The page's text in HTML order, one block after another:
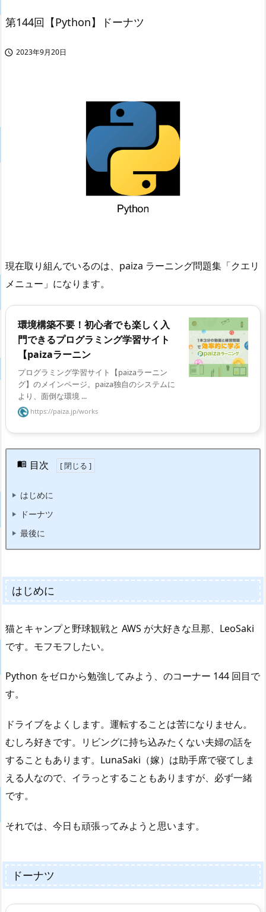
第144回【Python】ドーナツ
 2023年9月20日
現在取り組んでいるのは、paiza ラーニング問題集「クエリ
メニュー」になります。
環境構築不要！初心者でも楽しく入
門できるプログラミング学習サイト
【paizaラーニン
プログラミング学習サイト【paizaラーニン
グ】のメインページ。paiza独自のシステムに
より、面倒な環境 ...
https://paiza.jp/works
目次
はじめに
ドーナツ
最後に
はじめに
猫とキャンプと野球観戦と AWS が大好きな旦那、LeoSaki
です。モフモフしたい。
Python をゼロから勉強してみよう、のコーナー 144 回目で
す。
ドライブをよくします。運転することは苦になりません。
むしろ好きです。リビングに持ち込みたくない夫婦の話を
することもあります。LunaSaki（嫁）は助手席で寝てしま
える人なので、イラっとすることもありますが、必ず一緒
です。
それでは、今日も頑張ってみようと思います。
ドーナツ